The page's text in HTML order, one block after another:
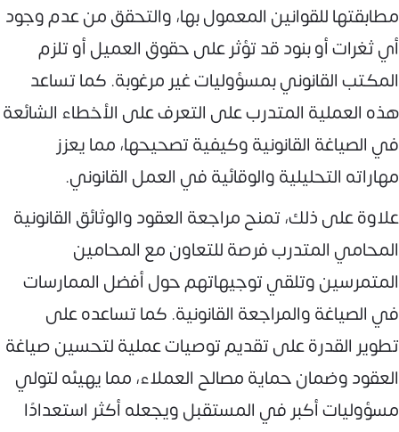
مطابقتها للقوانين المعمول بها، والتحقق من عدم وجود
أي ثغرات أو بنود قد تؤثر على حقوق العميل أو تلزم
المكتب القانوني بمسؤوليات غير مرغوبة. كما تساعد
هذه العملية المتدرب على التعرف على الأخطاء الشائعة
في الصياغة القانونية وكيفية تصحيحها، مما يعزز
مهاراته التحليلية والوقائية في العمل القانوني.
علاوة على ذلك، تمنح مراجعة العقود والوثائق القانونية
المحامي المتدرب فرصة للتعاون مع المحامين
المتمرسين وتلقي توجيهاتهم حول أفضل الممارسات
في الصياغة والمراجعة القانونية. كما تساعده على
تطوير القدرة على تقديم توصيات عملية لتحسين صياغة
العقود وضمان حماية مصالح العملاء، مما يهيئه لتولي
مسؤوليات أكبر في المستقبل ويجعله أكثر استعدادًا